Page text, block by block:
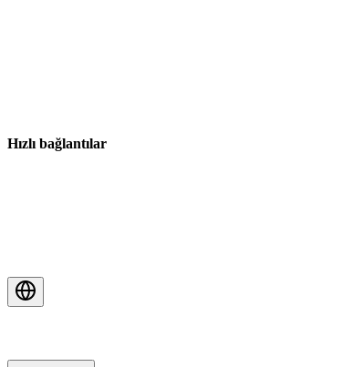
Hızlı bağlantılar